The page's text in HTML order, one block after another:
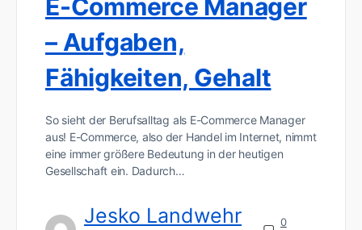
E-Commerce Manager
– Aufgaben,
Fähigkeiten, Gehalt
So sieht der Berufsalltag als E-Commerce Manager
aus! E-Commerce, also der Handel im Internet, nimmt
eine immer größere Bedeutung in der heutigen
Gesellschaft ein. Dadurch…
Jesko Landwehr
0